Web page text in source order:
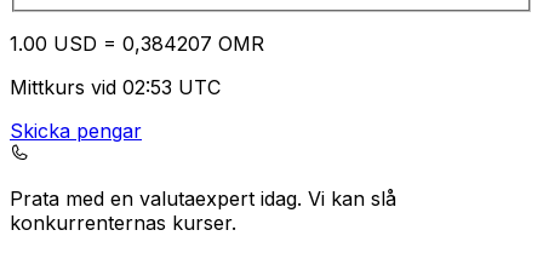
1.00 USD = 0,384207 OMR
Mittkurs vid 02:53 UTC
Skicka pengar
Prata med en valutaexpert idag. Vi kan slå
konkurrenternas kurser.